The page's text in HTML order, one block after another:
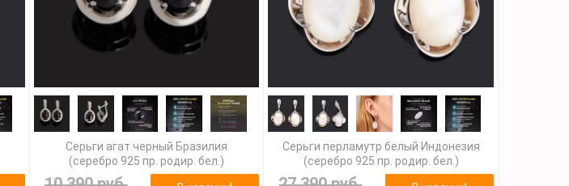
Серьги агат черный Бразилия
(серебро 925 пр. родир. бел.)
Серьги перламутр белый Индонезия
(серебро 925 пр. родир. бел.)